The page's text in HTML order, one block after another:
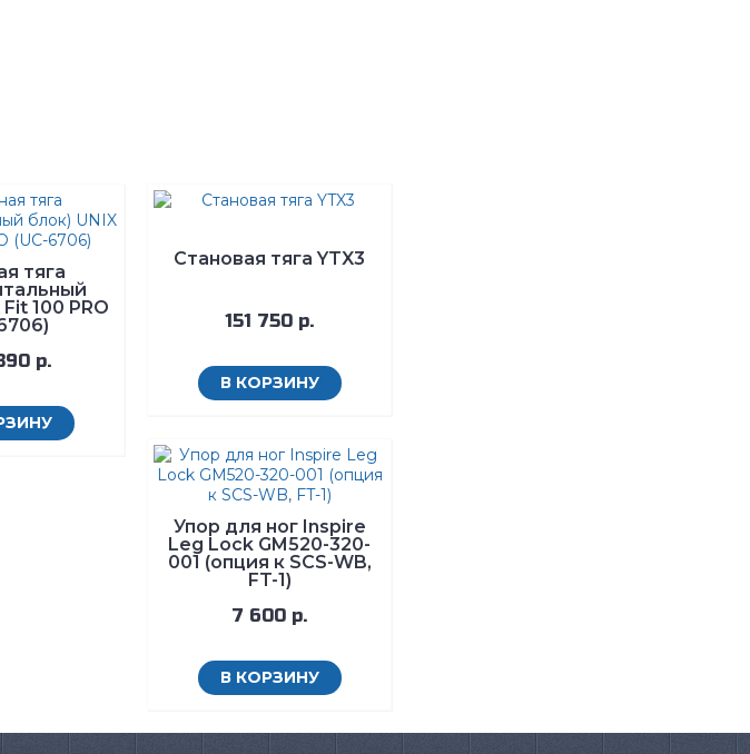
тяга
100 PRO
р.
Становая тяга YTX3
151 750 р.
В КОРЗИНУ
Упор для ног Inspire
Leg Lock GM520-320-
001 (опция к SCS-WB,
FT-1)
7 600 р.
В КОРЗИНУ